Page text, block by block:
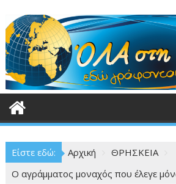
στο
περιεχόμενο
Είστε εδώ: Αρχική
ΘΡΗΣΚΕΙΑ
Ο αγράμματος μοναχός που έλεγε